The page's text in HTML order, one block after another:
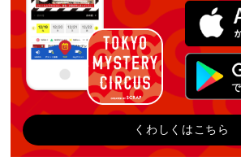
くわしくはこちら